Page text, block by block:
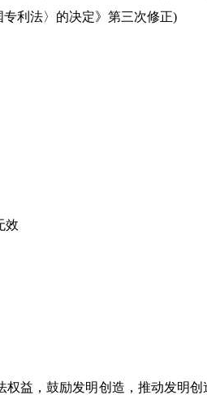
利法〉的决定》第三次修正)
效
，鼓励发明创造，推动发明创